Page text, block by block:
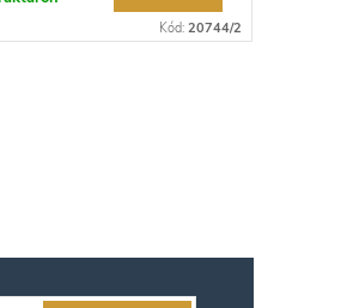
Kód: 20744/2